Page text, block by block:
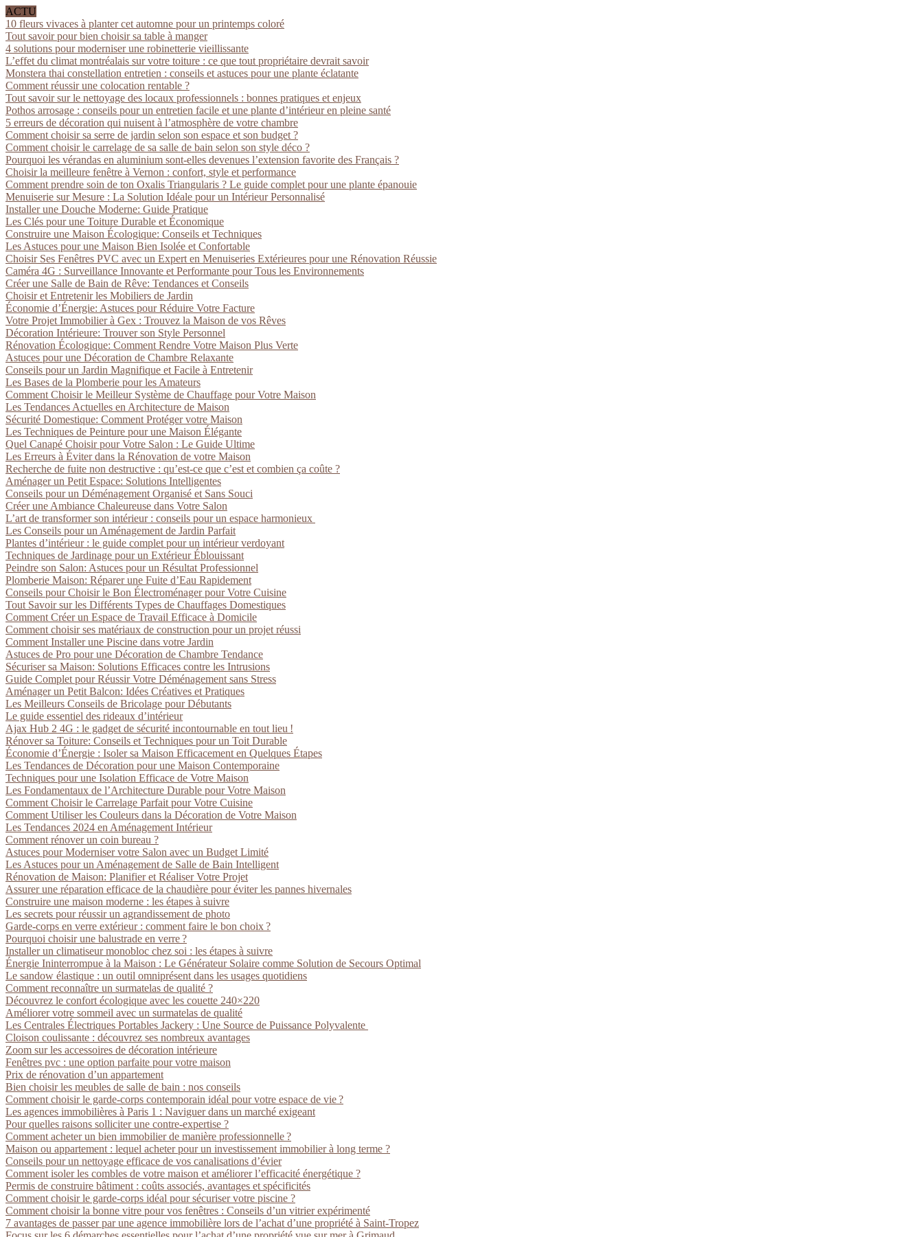
ACTU
10 fleurs vivaces à planter cet automne pour un printemps coloré
Tout savoir pour bien choisir sa table à manger
4 solutions pour moderniser une robinetterie vieillissante
L’effet du climat montréalais sur votre toiture : ce que tout propriétaire devrait savoir
Monstera thai constellation entretien : conseils et astuces pour une plante éclatante
Comment réussir une colocation rentable ?
Tout savoir sur le nettoyage des locaux professionnels : bonnes pratiques et enjeux
Pothos arrosage : conseils pour un entretien facile et une plante d’intérieur en pleine santé
5 erreurs de décoration qui nuisent à l’atmosphère de votre chambre
Comment choisir sa serre de jardin selon son espace et son budget ?
Comment choisir le carrelage de sa salle de bain selon son style déco ?
Pourquoi les vérandas en aluminium sont-elles devenues l’extension favorite des Français ?
Choisir la meilleure fenêtre à Vernon : confort, style et performance
Comment prendre soin de ton Oxalis Triangularis ? Le guide complet pour une plante épanouie
Menuiserie sur Mesure : La Solution Idéale pour un Intérieur Personnalisé
Installer une Douche Moderne: Guide Pratique
Les Clés pour une Toiture Durable et Économique
Construire une Maison Écologique: Conseils et Techniques
Les Astuces pour une Maison Bien Isolée et Confortable
Choisir Ses Fenêtres PVC avec un Expert en Menuiseries Extérieures pour une Rénovation Réussie
Caméra 4G : Surveillance Innovante et Performante pour Tous les Environnements
Créer une Salle de Bain de Rêve: Tendances et Conseils
Choisir et Entretenir les Mobiliers de Jardin
Économie d’Énergie: Astuces pour Réduire Votre Facture
Votre Projet Immobilier à Gex : Trouvez la Maison de vos Rêves
Décoration Intérieure: Trouver son Style Personnel
Rénovation Écologique: Comment Rendre Votre Maison Plus Verte
Astuces pour une Décoration de Chambre Relaxante
Conseils pour un Jardin Magnifique et Facile à Entretenir
Les Bases de la Plomberie pour les Amateurs
Comment Choisir le Meilleur Système de Chauffage pour Votre Maison
Les Tendances Actuelles en Architecture de Maison
Sécurité Domestique: Comment Protéger votre Maison
Les Techniques de Peinture pour une Maison Élégante
Quel Canapé Choisir pour Votre Salon : Le Guide Ultime
Les Erreurs à Éviter dans la Rénovation de votre Maison
Recherche de fuite non destructive : qu’est-ce que c’est et combien ça coûte ?
Aménager un Petit Espace: Solutions Intelligentes
Conseils pour un Déménagement Organisé et Sans Souci
Créer une Ambiance Chaleureuse dans Votre Salon
L’art de transformer son intérieur : conseils pour un espace harmonieux
Les Conseils pour un Aménagement de Jardin Parfait
Plantes d’intérieur : le guide complet pour un intérieur verdoyant
Techniques de Jardinage pour un Extérieur Éblouissant
Peindre son Salon: Astuces pour un Résultat Professionnel
Plomberie Maison: Réparer une Fuite d’Eau Rapidement
Conseils pour Choisir le Bon Électroménager pour Votre Cuisine
Tout Savoir sur les Différents Types de Chauffages Domestiques
Comment Créer un Espace de Travail Efficace à Domicile
Comment choisir ses matériaux de construction pour un projet réussi
Comment Installer une Piscine dans votre Jardin
Astuces de Pro pour une Décoration de Chambre Tendance
Sécuriser sa Maison: Solutions Efficaces contre les Intrusions
Guide Complet pour Réussir Votre Déménagement sans Stress
Aménager un Petit Balcon: Idées Créatives et Pratiques
Les Meilleurs Conseils de Bricolage pour Débutants
Le guide essentiel des rideaux d’intérieur
Ajax Hub 2 4G : le gadget de sécurité incontournable en tout lieu !
Rénover sa Toiture: Conseils et Techniques pour un Toit Durable
Économie d’Énergie : Isoler sa Maison Efficacement en Quelques Étapes
Les Tendances de Décoration pour une Maison Contemporaine
Techniques pour une Isolation Efficace de Votre Maison
Les Fondamentaux de l’Architecture Durable pour Votre Maison
Comment Choisir le Carrelage Parfait pour Votre Cuisine
Comment Utiliser les Couleurs dans la Décoration de Votre Maison
Les Tendances 2024 en Aménagement Intérieur
Comment rénover un coin bureau ?
Astuces pour Moderniser votre Salon avec un Budget Limité
Les Astuces pour un Aménagement de Salle de Bain Intelligent
Rénovation de Maison: Planifier et Réaliser Votre Projet
Assurer une réparation efficace de la chaudière pour éviter les pannes hivernales
Construire une maison moderne : les étapes à suivre
Les secrets pour réussir un agrandissement de photo
Garde-corps en verre extérieur : comment faire le bon choix ?
Pourquoi choisir une balustrade en verre ?
Installer un climatiseur monobloc chez soi : les étapes à suivre
Énergie Ininterrompue à la Maison : Le Générateur Solaire comme Solution de Secours Optimal
Le sandow élastique : un outil omniprésent dans les usages quotidiens
Comment reconnaître un surmatelas de qualité ?
Découvrez le confort écologique avec les couette 240×220
Améliorer votre sommeil avec un surmatelas de qualité
Les Centrales Électriques Portables Jackery : Une Source de Puissance Polyvalente
Cloison coulissante : découvrez ses nombreux avantages
Zoom sur les accessoires de décoration intérieure
Fenêtres pvc : une option parfaite pour votre maison
Prix de rénovation d’un appartement
Bien choisir les meubles de salle de bain : nos conseils
Comment choisir le garde-corps contemporain idéal pour votre espace de vie ?
Les agences immobilières à Paris 1 : Naviguer dans un marché exigeant
Pour quelles raisons solliciter une contre-expertise ?
Comment acheter un bien immobilier de manière professionnelle ?
Maison ou appartement : lequel acheter pour un investissement immobilier à long terme ?
Conseils pour un nettoyage efficace de vos canalisations d’évier
Comment isoler les combles de votre maison et améliorer l’efficacité énergétique ?
Permis de construire bâtiment : coûts associés, avantages et spécificités
Comment choisir le garde-corps idéal pour sécuriser votre piscine ?
Comment choisir la bonne vitre pour vos fenêtres : Conseils d’un vitrier expérimenté
7 avantages de passer par une agence immobilière lors de l’achat d’une propriété à Saint-Tropez